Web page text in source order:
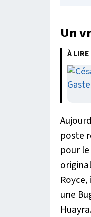
Un
À
poste
pour
une
Huayra.